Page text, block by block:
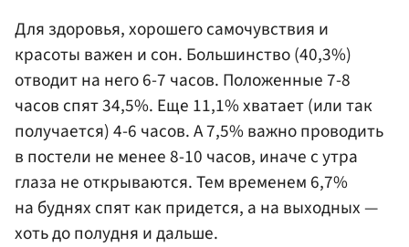
Для здоровья, хорошего самочувствия и
красоты важен и сон. Большинство (40,3%)
отводит на него 6-7 часов. Положенные 7-8
часов спят 34,5%. Еще 11,1% хватает (или так
получается) 4-6 часов. А 7,5% важно проводить
в постели не менее 8-10 часов, иначе с утра
глаза не открываются. Тем временем 6,7%
на буднях спят как придется, а на выходных —
хоть до полудня и дальше.